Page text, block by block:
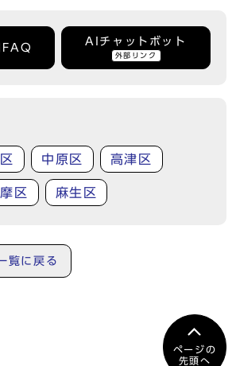
FAQ
AIチャットボット
外部リンク
中原区 高津区
区 麻生区
覧に戻る
ページの
先頭へ